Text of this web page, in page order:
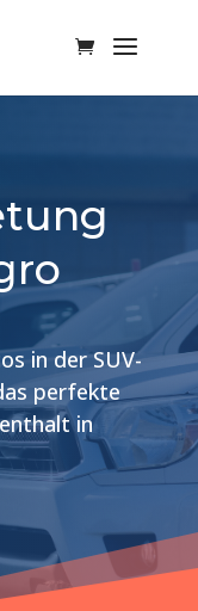
in der SUV-
perfekte
in